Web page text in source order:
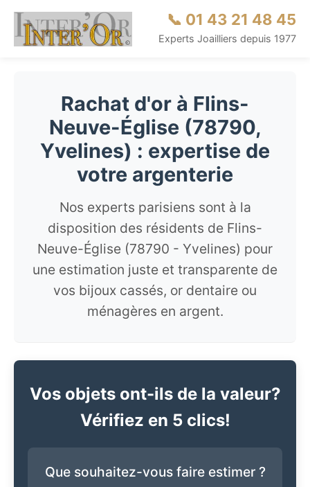
📞 01 43 21 48 45
Experts Joailliers depuis 1977
Rachat d'or à Flins-
Neuve-Église (78790,
Yvelines) : expertise de
votre argenterie
Nos experts parisiens sont à la
disposition des résidents de Flins-
Neuve-Église (78790 - Yvelines) pour
une estimation juste et transparente de
vos bijoux cassés, or dentaire ou
ménagères en argent.
Vos objets ont-ils de la valeur?
Vérifiez en 5 clics!
Que souhaitez-vous faire estimer ?